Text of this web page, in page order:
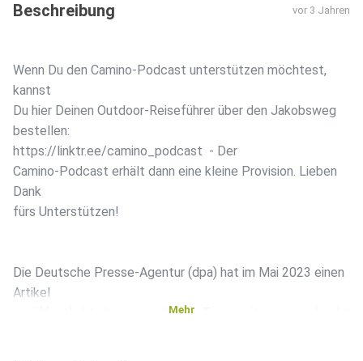
Beschreibung vor 3 Jahren
Wenn Du den Camino-Podcast unterstützen möchtest,
kannst
Du hier Deinen Outdoor-Reiseführer über den Jakobsweg
bestellen:
⁠⁠⁠⁠https://linktr.ee/camino_podcast⁠⁠⁠⁠ - Der
Camino-Podcast erhält dann eine kleine Provision. Lieben
Dank
fürs Unterstützen!
Die Deutsche Presse-Agentur (dpa) hat im Mai 2023 einen
Artikel
veröffentlicht, der von mehreren Tageszeitungen gedruckt
Mehr